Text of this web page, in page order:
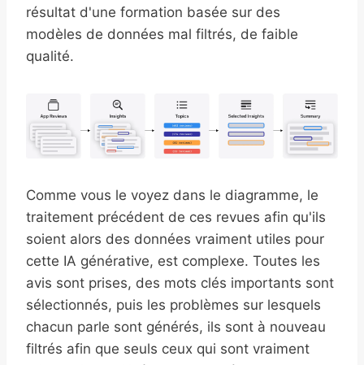
résultat d'une formation basée sur des
modèles de données mal filtrés, de faible
qualité.
Comme vous le voyez dans le diagramme, le
traitement précédent de ces revues afin qu'ils
soient alors des données vraiment utiles pour
cette IA générative, est complexe. Toutes les
avis sont prises, des mots clés importants sont
sélectionnés, puis les problèmes sur lesquels
chacun parle sont générés, ils sont à nouveau
filtrés afin que seuls ceux qui sont vraiment